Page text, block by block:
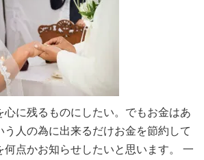
心に残るものにしたい。でもお金はあ
う人の為に出来るだけお金を節約して
何点かお知らせしたいと思います。 一